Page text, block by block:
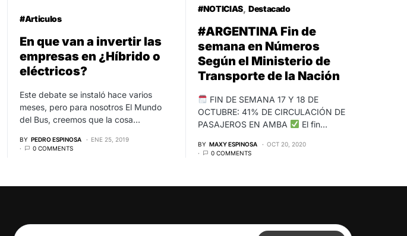
#Articulos
En que van a invertir las
empresas en ¿Híbrido o
eléctricos?
Este debate se instaló hace varios
meses, pero para nosotros El Mundo
del Bus, creemos que la cosa…
BY PEDRO ESPINOSA
ENE 25, 2019
0 COMMENTS
#NOTICIAS Destacado
#ARGENTINA Fin de
semana en Números
Según el Ministerio de
Transporte de la Nación
FIN DE SEMANA 17 Y 18 DE
OCTUBRE: 41% DE CIRCULACIÓN DE
PASAJEROS EN AMBA
El fin…
BY MAXY ESPINOSA
OCT 20, 2020
0 COMMENTS